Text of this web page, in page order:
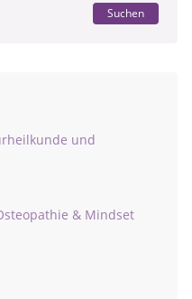
Suchen
und
& Mindset